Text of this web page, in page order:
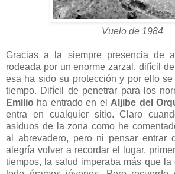
Vuelo de 1984
Gracias a la siempre presencia de
rodeada por un enorme zarzal, difícil
esa ha sido su protección y por ello se
tiempo. Difícil de penetrar para los
Emilio ha entrado en el Aljibe del
entra en cualquier sitio. Claro
asiduos de la zona como he
al abrevadero, pero ni pensar entrar
alegría volver a recordar el lugar,
tiempos, la salud imperaba más que la